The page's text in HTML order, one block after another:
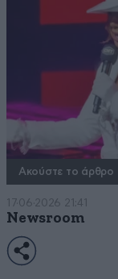
Ακούστε το άρθρο
17·06·2026 21:41
Newsroom